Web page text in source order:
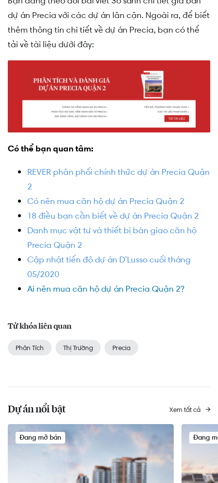
dự án Precia với các dự án lân cận. Ngoài ra, để biết
thêm thông tin chi tiết về dự án Precia, bạn có thể
tải về tài liệu dưới đây:
Có thể bạn quan tâm:
REVER phân phối chính thức dự án Precia Quận
2
Có nên mua căn hộ dự án Precia Quận 2
18 điều bạn cần biết về dự án Precia Quận 2
Danh mục vật tư và thiết bị bàn giao căn hộ
Precia Quận 2
Cập nhật tiến độ dự án D'Lusso cuối tháng
05/2020
Ai nên mua căn hộ dự án Precia Quận 2?
Từ khóa liên quan
Phân Tích Thị Trường Precia
Dự án nổi bật Xem tất cả
Đang mở bán Đang